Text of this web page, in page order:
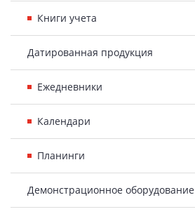
Книги учета
Датированная продукция
Ежедневники
Календари
Планинги
Демонстрационное оборудование